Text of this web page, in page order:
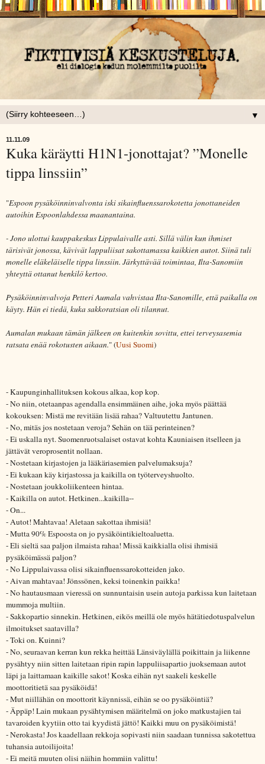
▼
11.11.09
Kuka käräytti H1N1-jonottajat? ”Monelle
tippa linssiin”
"Espoon pysäköinninvalvonta iski sikainfluenssarokotetta jonottaneiden
autoihin Espoonlahdessa maanantaina.
- Jono ulottui kauppakeskus Lippulaivalle asti. Sillä välin kun ihmiset
tärisivät jonossa, kävivät lappuliisat sakottamassa kaikkien autot. Siinä tuli
monelle eläkeläiselle tippa linssiin. Järkyttävää toimintaa, Ilta-Sanomiin
yhteyttä ottanut henkilö kertoo.
Pysäköinninvalvoja Petteri Aumala vahvistaa Ilta-Sanomille, että paikalla on
käyty. Hän ei tiedä, kuka sakkoratsian oli tilannut.
Aumalan mukaan tämän jälkeen on kuitenkin sovittu, ettei terveysasemia
ratsata enää rokotusten aikaan." (Uusi Suomi)
- Kaupunginhallituksen kokous alkaa, kop kop.
- No niin, otetaanpas agendalla ensimmäinen aihe, joka myös päättää
kokouksen: Mistä me revitään lisää rahaa? Valtuutettu Jantunen.
- No, mitäs jos nostetaan veroja? Sehän on tää perinteinen?
- Ei uskalla nyt. Suomenruotsalaiset ostavat kohta Kauniaisen itselleen ja
jättävät veroprosentit nollaan.
- Nostetaan kirjastojen ja lääkäriasemien palvelumaksuja?
- Ei kukaan käy kirjastossa ja kaikilla on työterveyshuolto.
- Nostetaan joukkoliikenteen hintaa.
- Kaikilla on autot. Hetkinen...kaikilla--
- On...
- Autot! Mahtavaa! Aletaan sakottaa ihmisiä!
- Mutta 90% Espoosta on jo pysäköintikieltoaluetta.
- Eli sieltä saa paljon ilmaista rahaa! Missä kaikkialla olisi ihmisiä
pysäköimässä paljon?
- No Lippulaivassa olisi sikainfluenssarokotteiden jako.
- Aivan mahtavaa! Jönssönen, keksi toinenkin paikka!
- No hautausmaan vieressä on sunnuntaisin usein autoja parkissa kun laitetaan
mummoja multiin.
- Sakkopartio sinnekin. Hetkinen, eikös meillä ole myös hätätiedotuspalvelun
ilmoitukset saatavilla?
- Toki on. Kuinni?
- No, seuraavan kerran kun rekka heittää Länsiväylällä poikittain ja liikenne
pysähtyy niin sitten laitetaan ripin rapin lappuliisapartio juoksemaan autot
läpi ja laittamaan kaikille sakot! Koska eihän nyt saakeli keskelle
moottoritietä saa pysäköidä!
- Mut niillähän on moottorit käynnissä, eihän se oo pysäköintiä?
- Äppäp! Lain mukaan pysähtymisen määritelmä on joko matkustajien tai
tavaroiden kyytiin otto tai kyydistä jättö! Kaikki muu on pysäköimistä!
- Nerokasta! Jos kaadellaan rekkoja sopivasti niin saadaan tunnissa sakotettua
tuhansia autoilijoita!
- Ei meitä muuten olisi näihin hommiin valittu!